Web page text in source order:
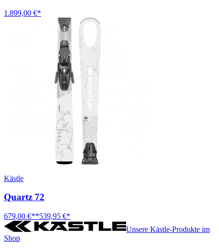
1.899,00 €*
Kästle
Quartz 72
679,00 €**539,95 €*
Unsere Kästle-Produkte im
Shop